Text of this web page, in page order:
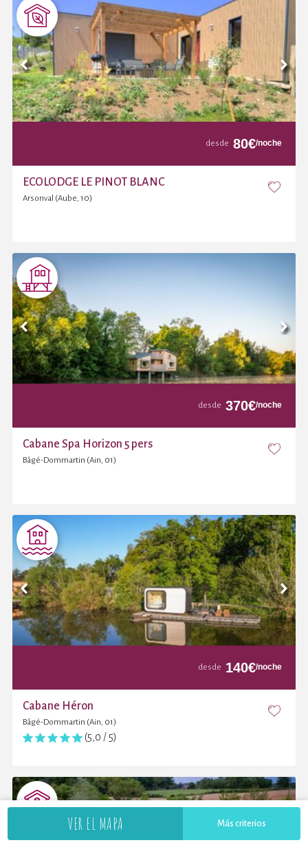
VER EL MAPA Más criterios
desde 80€/noche
ECOLODGE LE PINOT BLANC
Arsonval (Aube, 10)
desde 370€/noche
Cabane Spa Horizon 5 pers
Bâgé-Dommartin (Ain, 01)
desde 140€/noche
Cabane Héron
Bâgé-Dommartin (Ain, 01)
(5,0 / 5)